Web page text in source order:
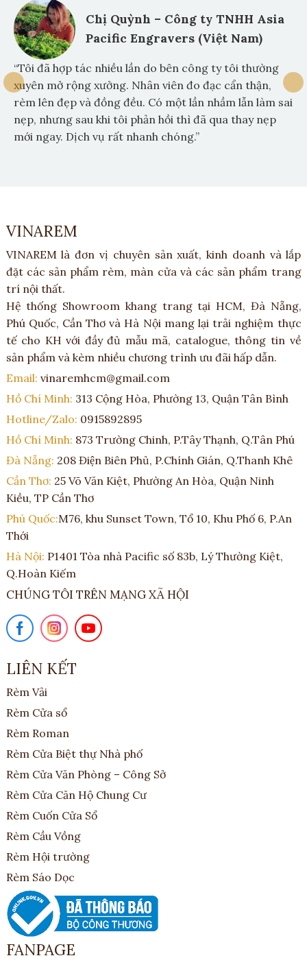
Chị Quỳnh – Công ty TNHH Asia
Pacific Engravers (Việt Nam)
“Tôi đã hợp tác nhiều lần do bên công ty tôi thường
xuyên mở rộng xưởng. Nhân viên đo đạc cẩn thận,
rèm lên đẹp và đồng đều. Có một lần nhầm lẫn làm sai
nẹp, nhưng sau khi tôi phản hồi thì đã qua thay nẹp
mới ngay. Dịch vụ rất nhanh chóng.”
VINAREM
VINAREM là đơn vị chuyên sản xuất, kinh doanh và lắp
đặt các sản phẩm rèm, màn cửa và các sản phẩm trang
trí nội thất.
Hệ thống Showroom khang trang tại HCM, Đà Nẵng,
Phú Quốc, Cần Thơ và Hà Nội mang lại trải nghiệm thực
tế cho KH với đầy đủ mẫu mã, catalogue, thông tin về
sản phẩm và kèm nhiều chương trình ưu đãi hấp dẫn.
Email: vinaremhcm@gmail.com
Hồ Chí Minh: 313 Cộng Hòa, Phường 13, Quận Tân Bình
Hotline/Zalo: 0915892895
Hồ Chí Minh: 873 Trường Chinh, P.Tây Thạnh, Q.Tân Phú
Đà Nẵng: 208 Điện Biên Phủ, P.Chính Gián, Q.Thanh Khê
Cần Thơ: 25 Võ Văn Kiệt, Phường An Hòa, Quận Ninh
Kiều, TP Cần Thơ
Phú Quốc:M76, khu Sunset Town, Tổ 10, Khu Phố 6, P.An
Thới
Hà Nội: P1401 Tòa nhà Pacific số 83b, Lý Thường Kiệt,
Q.Hoàn Kiếm
CHÚNG TÔI TRÊN MẠNG XÃ HỘI
LIÊN KẾT
Rèm Vải
Rèm Cửa sổ
Rèm Roman
Rèm Cửa Biệt thự Nhà phố
Rèm Cửa Văn Phòng – Công Sở
Rèm Cửa Căn Hộ Chung Cư
Rèm Cuốn Cửa Sổ
Rèm Cầu Vồng
Rèm Hội trường
Rèm Sáo Dọc
FANPAGE